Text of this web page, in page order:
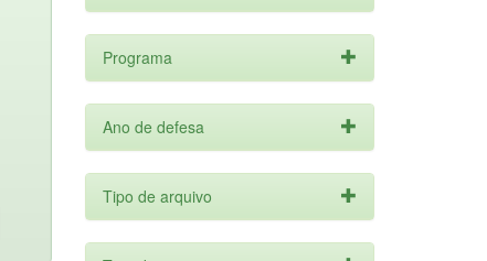
Programa
Ano de defesa
Tipo de arquivo